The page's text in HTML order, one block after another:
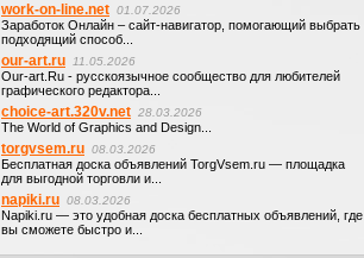
work-on-line.net 01.07.2026
Заработок Онлайн – сайт-навигатор, помогающий выбрать
подходящий способ...
our-art.ru 11.05.2026
Our-art.Ru - русскоязычное сообщество для любителей
графического редактора...
choice-art.320v.net 28.03.2026
The World of Graphics and Design...
torgvsem.ru 08.03.2026
Бесплатная доска объявлений TorgVsem.ru — площадка
для выгодной торговли и...
napiki.ru 08.03.2026
Napiki.ru — это удобная доска бесплатных объявлений, где
вы сможете быстро и...